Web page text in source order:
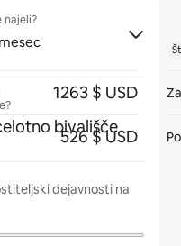
najeli?
bivališče
dejavnosti na
1263 $ USD
526 $ USD